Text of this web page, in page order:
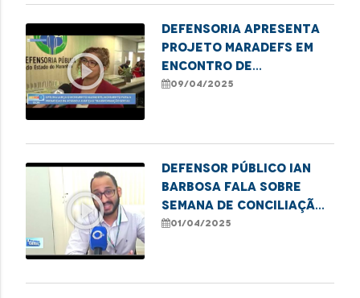
play_circle_outline
Defensoria apresenta
projeto MaraDefs em
Encontro de
Comunicadores
09/04/2025
play_circle_outline
DEFENSOR PÚBLICO IAN
BARBOSA FALA SOBRE
SEMANA DE CONCILIAÇÃO
EM PRESIDENTE DUTRA
01/04/2025